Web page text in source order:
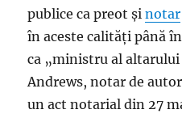
publice ca preot șinotar
în aceste calități până
ca „ministru al altarului
Andrews, notar de
un act notarial din 27